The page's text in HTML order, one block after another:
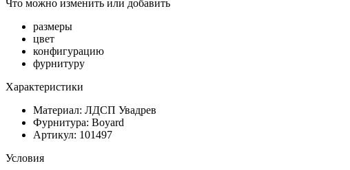
Что можно изменить или добавить
размеры
цвет
конфигурацию
фурнитуру
Характеристики
Материал: ЛДСП Увадрев
Фурнитура: Boyard
Артикул: 101497
Условия